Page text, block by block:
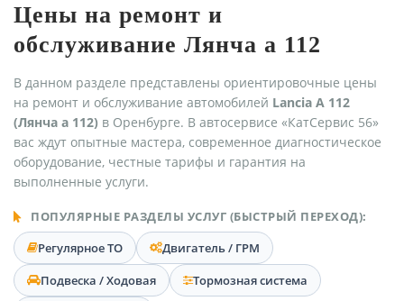
Цены на ремонт и
обслуживание Лянча а 112
В данном разделе представлены ориентировочные цены
на ремонт и обслуживание автомобилей Lancia A 112
(Лянча а 112) в Оренбурге. В автосервисе «КатСервис 56»
вас ждут опытные мастера, современное диагностическое
оборудование, честные тарифы и гарантия на
выполненные услуги.
ПОПУЛЯРНЫЕ РАЗДЕЛЫ УСЛУГ (БЫСТРЫЙ ПЕРЕХОД):
Регулярное ТО
Двигатель / ГРМ
Подвеска / Ходовая
Тормозная система